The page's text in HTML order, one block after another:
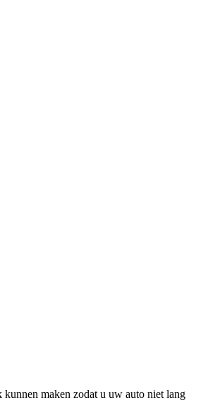
maken zodat u uw auto niet lang